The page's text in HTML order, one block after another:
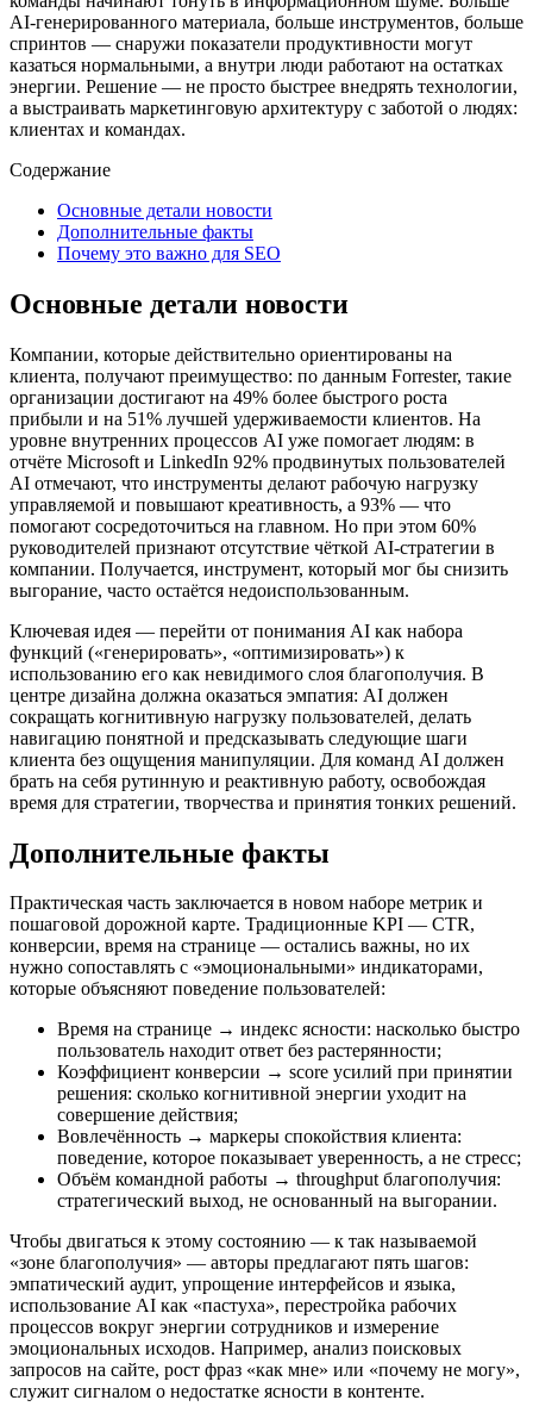
AI‑генерированного материала, больше инструментов, больше
спринтов — снаружи показатели продуктивности могут
казаться нормальными, а внутри люди работают на остатках
энергии. Решение — не просто быстрее внедрять технологии,
а выстраивать маркетинговую архитектуру с заботой о людях:
клиентах и командах.
Содержание
Основные детали новости
Дополнительные факты
Почему это важно для SEO
Основные детали новости
Компании, которые действительно ориентированы на
клиента, получают преимущество: по данным Forrester, такие
организации достигают на 49% более быстрого роста
прибыли и на 51% лучшей удерживаемости клиентов. На
уровне внутренних процессов AI уже помогает людям: в
отчёте Microsoft и LinkedIn 92% продвинутых пользователей
AI отмечают, что инструменты делают рабочую нагрузку
управляемой и повышают креативность, а 93% — что
помогают сосредоточиться на главном. Но при этом 60%
руководителей признают отсутствие чёткой AI‑стратегии в
компании. Получается, инструмент, который мог бы снизить
выгорание, часто остаётся недоиспользованным.
Ключевая идея — перейти от понимания AI как набора
функций («генерировать», «оптимизировать») к
использованию его как невидимого слоя благополучия. В
центре дизайна должна оказаться эмпатия: AI должен
сокращать когнитивную нагрузку пользователей, делать
навигацию понятной и предсказывать следующие шаги
клиента без ощущения манипуляции. Для команд AI должен
брать на себя рутинную и реактивную работу, освобождая
время для стратегии, творчества и принятия тонких решений.
Дополнительные факты
Практическая часть заключается в новом наборе метрик и
пошаговой дорожной карте. Традиционные KPI — CTR,
конверсии, время на странице — остались важны, но их
нужно сопоставлять с «эмоциональными» индикаторами,
которые объясняют поведение пользователей:
Время на странице → индекс ясности: насколько быстро
пользователь находит ответ без растерянности;
Коэффициент конверсии → score усилий при принятии
решения: сколько когнитивной энергии уходит на
совершение действия;
Вовлечённость → маркеры спокойствия клиента:
поведение, которое показывает уверенность, а не стресс;
Объём командной работы → throughput благополучия:
стратегический выход, не основанный на выгорании.
Чтобы двигаться к этому состоянию — к так называемой
«зоне благополучия» — авторы предлагают пять шагов:
эмпатический аудит, упрощение интерфейсов и языка,
использование AI как «пастуха», перестройка рабочих
процессов вокруг энергии сотрудников и измерение
эмоциональных исходов. Например, анализ поисковых
запросов на сайте, рост фраз «как мне» или «почему не могу»,
служит сигналом о недостатке ясности в контенте.